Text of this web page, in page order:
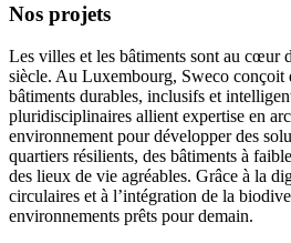
Nos projets
Les villes et les bâtiments sont au cœur
siècle. Au Luxembourg, Sweco conçoit
bâtiments durables, inclusifs et
pluridisciplinaires allient expertise en
environnement pour développer des
quartiers résilients, des bâtiments à
des lieux de vie agréables. Grâce à la
circulaires et à l’intégration de la
environnements prêts pour demain.